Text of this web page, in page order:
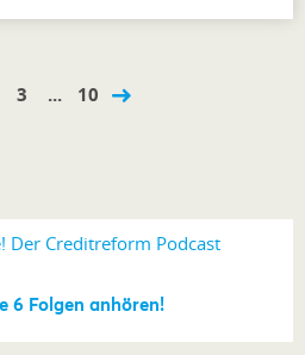
3 ... 10
6 Folgen anhören!